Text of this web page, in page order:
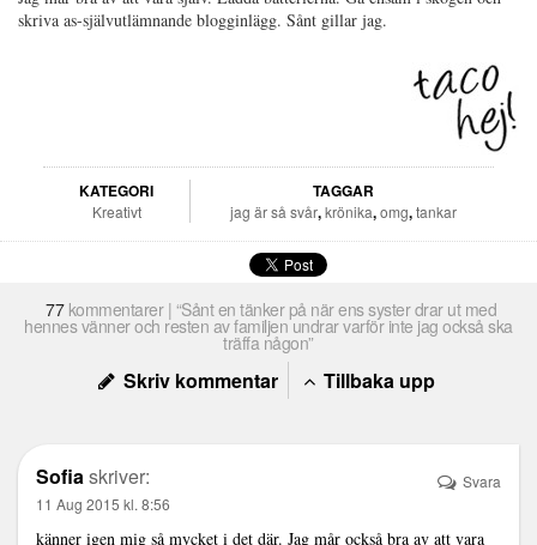
skriva as-självutlämnande blogginlägg. Sånt gillar jag.
KATEGORI
Kreativt
TAGGAR
jag är så svår,krönika,omg,tankar
77kommentarer | “Sånt en tänker på när ens syster drar ut med
hennes vänner och resten av familjen undrar varför inte jag också ska
träffa någon”
Skriv kommentar Tillbaka upp
Sofiaskriver:
11 Aug 2015 kl. 8:56
känner igen mig så mycket i det där. Jag mår också bra av att vara
Svara